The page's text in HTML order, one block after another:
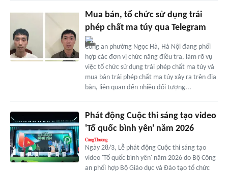
Mua bán, tổ chức sử dụng trái
phép chất ma túy qua Telegram
Công an phường Ngọc Hà, Hà Nội đang phối
hợp các đơn vị chức năng điều tra, làm rõ vụ
việc tổ chức sử dụng trái phép chất ma túy và
mua bán trái phép chất ma túy xảy ra trên địa
bàn, liên quan đến nhiều đối tượng...
Phát động Cuộc thi sáng tạo video
'Tổ quốc bình yên' năm 2026
Ngày 28/3, Lễ phát động Cuộc thi sáng tạo
video 'Tổ quốc bình yên' năm 2026 do Bộ Công
an phối hợp Bộ Giáo dục và Đào tạo tổ chức